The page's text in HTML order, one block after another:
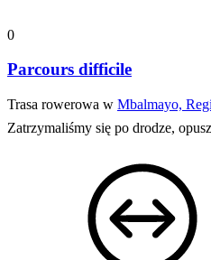
0
Parcours difficile
Trasa rowerowa w Mbalmayo,
Zatrzymaliśmy się po drodze,